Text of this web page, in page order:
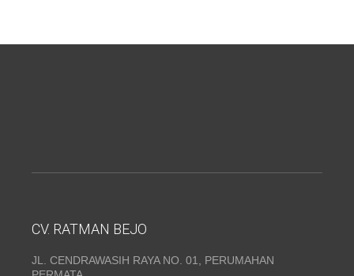
CV. RATMAN BEJO
JL. CENDRAWASIH RAYA NO. 01, PERUMAHAN